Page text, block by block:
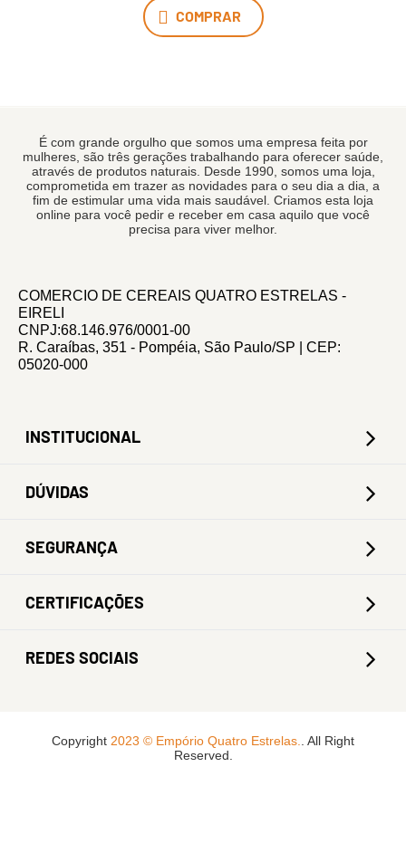
COMPRAR
É com grande orgulho que somos uma empresa feita por
mulheres, são três gerações trabalhando para oferecer saúde,
através de produtos naturais. Desde 1990, somos uma loja,
comprometida em trazer as novidades para o seu dia a dia, a
fim de estimular uma vida mais saudável. Criamos esta loja
online para você pedir e receber em casa aquilo que você
precisa para viver melhor.
COMERCIO DE CEREAIS QUATRO ESTRELAS -
EIRELI
CNPJ:68.146.976/0001-00
R. Caraíbas, 351 - Pompéia, São Paulo/SP | CEP:
05020-000
INSTITUCIONAL
DÚVIDAS
SEGURANÇA
CERTIFICAÇÕES
REDES SOCIAIS
Copyright 2023 © Empório Quatro Estrelas.
. All Right
Reserved.